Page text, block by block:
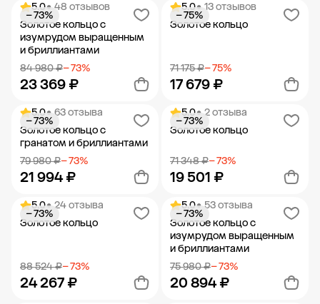
Добавить в корзину Добавить в корзину
5.0• 48 отзывов
Золотое кольцо с
изумрудом выращенным
и бриллиантами
84 980 ₽− 73%
23 369 ₽
− 73%
Добавить в корзину
5.0• 13 отзывов
Золотое кольцо
71 175 ₽− 75%
17 679 ₽
− 75%
Добавить в корзину
5.0• 63 отзыва
Золотое кольцо с
гранатом и бриллиантами
79 980 ₽− 73%
21 994 ₽
− 73%
Добавить в корзину
5.0• 2 отзыва
Золотое кольцо
71 348 ₽− 73%
19 501 ₽
− 73%
Добавить в корзину
5.0• 24 отзыва
Золотое кольцо
88 524 ₽− 73%
24 267 ₽
− 73%
5.0• 53 отзыва
Золотое кольцо с
изумрудом выращенным
и бриллиантами
75 980 ₽− 73%
20 894 ₽
− 73%